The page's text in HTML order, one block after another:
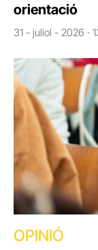
orientació
31 - juliol - 2026 ·
OPINIÓ